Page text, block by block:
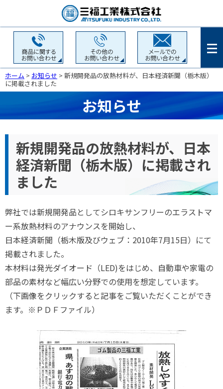
ホーム > お知らせ > 新規開発品の放熱材料が、日本経済新聞（栃木版）
に掲載されました
お知らせ
新規開発品の放熱材料が、日本
経済新聞（栃木版）に掲載され
ました
弊社では新規開発品としてシロキサンフリーのエラストマ
ー系放熱材料のアナウンスを開始し、
日本経済新聞（栃木版及びウェブ：2010年7月15日）にて
掲載されました。
本材料は発光ダイオード（LED)をはじめ、自動車や家電の
部品の素材など幅広い分野での使用を想定しています。
（下画像をクリックすると記事をご覧いただくことができ
ます。※ＰＤＦファイル）